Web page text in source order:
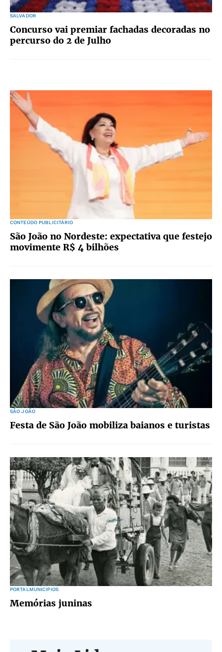
SALVADOR
Concurso vai premiar fachadas decoradas no
percurso do 2 de Julho
CONTEÚDO PUBLICITÁRIO
São João no Nordeste: expectativa que festejo
movimente R$ 4 bilhões
SÃO JOÃO
Festa de São João mobiliza baianos e turistas
PORTALMUNICIPIOS
Memórias juninas